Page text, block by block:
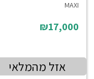
MAXI
₪17,000
אזל מהמלאי